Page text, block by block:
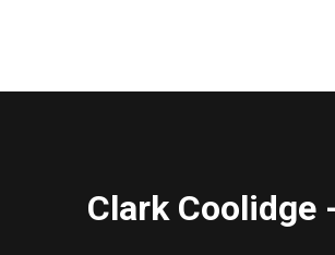
Clark Coolidge